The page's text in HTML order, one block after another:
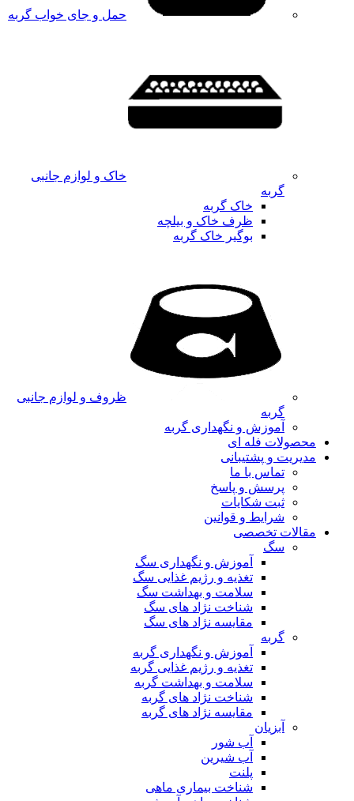
حمل و جای خواب گربه
خاک و لوازم جانبی
گربه
خاک گربه
ظرف خاک و بیلچه
بوگیر خاک گربه
ظروف و لوازم جانبی
گربه
آموزش و نگهداری گربه
محصولات فله ای
مدیریت و پشتیبانی
تماس با ما
پرسش و پاسخ
ثبت شکایات
شرایط و قوانین
مقالات تخصصی
سگ
آموزش و نگهداری سگ
تغذیه و رژیم غذایی سگ
سلامت و بهداشت سگ
شناخت نژاد های سگ
مقایسه نژاد های سگ
گربه
آموزش و نگهداری گربه
تغذیه و رژیم غذایی گربه
سلامت و بهداشت گربه
شناخت نژاد های گربه
مقایسه نژاد های گربه
آبزیان
آب شور
آب شیرین
پلنت
شناخت بیماری ماهی